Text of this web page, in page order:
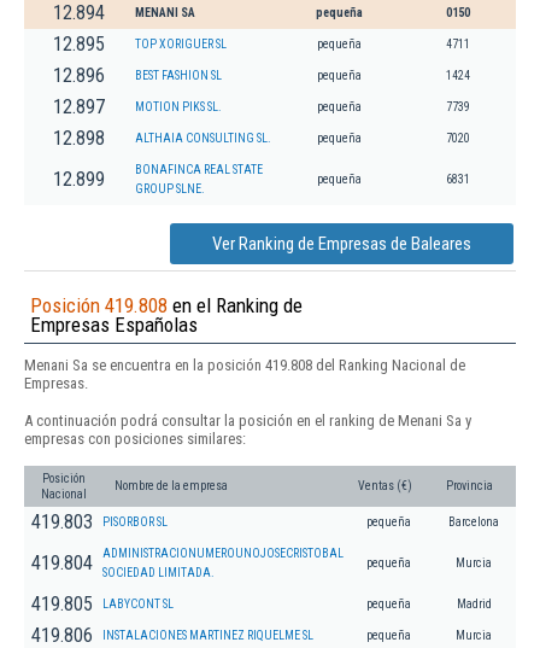
12.894 MENANI SA pequeña 0150
12.895 TOP XORIGUER SL pequeña 4711
12.896 BEST FASHION SL pequeña 1424
12.897 MOTION PIKS SL. pequeña 7739
12.898 ALTHAIA CONSULTING SL. pequeña 7020
12.899
BONAFINCA REAL STATE
GROUP SLNE.
pequeña 6831
Ver Ranking de Empresas de Baleares
Posición 419.808 en el Ranking de
Empresas Españolas
Menani Sa se encuentra en la posición 419.808 del Ranking Nacional de
Empresas.
A continuación podrá consultar la posición en el ranking de Menani Sa y
empresas con posiciones similares:
Posición
Nacional
Nombre de la empresa Ventas (€) Provincia
419.803 PISORBOR SL pequeña Barcelona
419.804
ADMINISTRACIONUMEROUNOJOSECRISTOBAL
SOCIEDAD LIMITADA.
pequeña Murcia
419.805 LABYCONT SL pequeña Madrid
419.806 INSTALACIONES MARTINEZ RIQUELME SL pequeña Murcia